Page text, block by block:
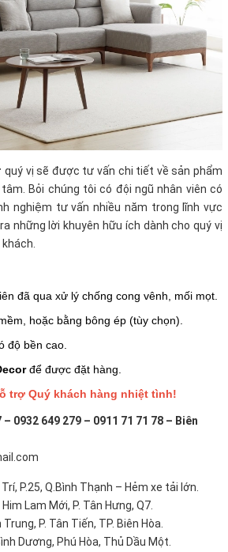
quý vị sẽ được tư vấn chi tiết về sản phẩm
Bỏi chúng tôi có đội ngũ nhân viên có
nghiệm tư vấn nhiều năm trong lĩnh vực
những lời khuyên hữu ích dành cho quý vị
đã qua xử lý chống cong vênh, mối mọt.
hoặc bằng bông ép (tùy chọn).
độ bền cao.
để được đặt hàng.
trợ Quý khách hàng nhiệt tình!
0932 649 279 – 0911 71 71 78 – Biên
P.25, Q.Bình Thạnh – Hẻm xe tải lớn.
Lam Mới, P. Tân Hưng, Q7.
P. Tân Tiến, TP. Biên Hòa.
Dương, Phú Hòa, Thủ Dầu Một.